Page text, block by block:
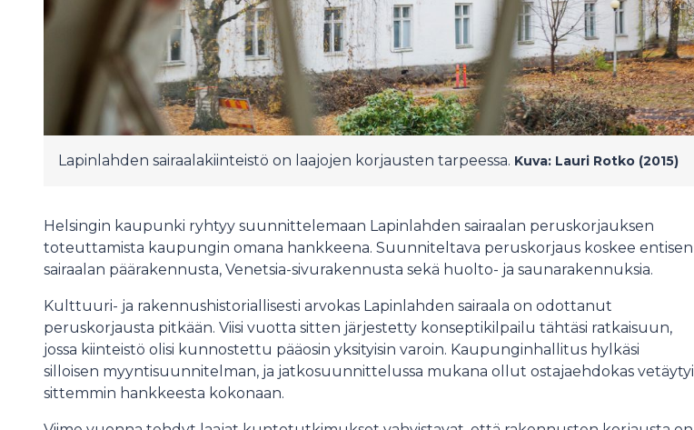
Lapinlahden sairaalakiinteistö on laajojen korjausten tarpeessa. Kuva: Lauri Rotko (2015)
Helsingin kaupunki ryhtyy suunnittelemaan Lapinlahden sairaalan peruskorjauksen
toteuttamista kaupungin omana hankkeena. Suunniteltava peruskorjaus koskee entisen
sairaalan päärakennusta, Venetsia-sivurakennusta sekä huolto- ja saunarakennuksia.
Kulttuuri- ja rakennushistoriallisesti arvokas Lapinlahden sairaala on odottanut
peruskorjausta pitkään. Viisi vuotta sitten järjestetty konseptikilpailu tähtäsi ratkaisuun,
jossa kiinteistö olisi kunnostettu pääosin yksityisin varoin. Kaupunginhallitus hylkäsi
silloisen myyntisuunnitelman, ja jatkosuunnittelussa mukana ollut ostajaehdokas vetäytyi
sittemmin hankkeesta kokonaan.